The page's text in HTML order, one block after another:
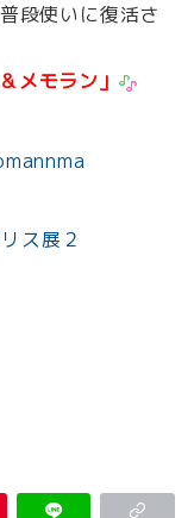
段使いに復活さ
メモラン」